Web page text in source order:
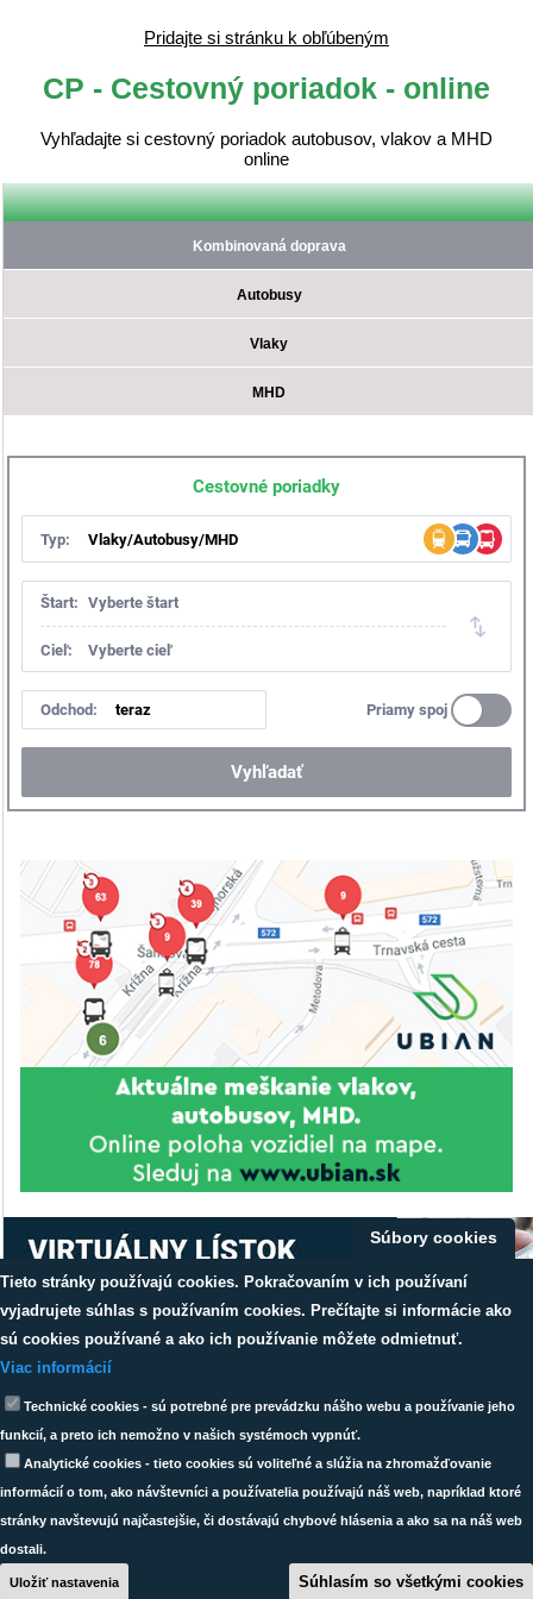
Pridajte si stránku k obľúbeným
CP - Cestovný poriadok - online
Vyhľadajte si cestovný poriadok autobusov, vlakov a MHD
online
Kombinovaná doprava
Autobusy
Vlaky
MHD
zahraničných prepravcov.
All right reserved | (ochrana osobných údajov)
Súbory cookies
Tieto stránky používajú cookies. Pokračovaním v ich používaní
vyjadrujete súhlas s používaním cookies. Prečítajte si informácie ako
sú cookies používané a ako ich používanie môžete odmietnuť.
Viac informácií
Technické cookies - sú potrebné pre prevádzku nášho webu a používanie jeho
funkcií, a preto ich nemožno v našich systémoch vypnúť.
Analytické cookies - tieto cookies sú voliteľné a slúžia na zhromažďovanie
informácií o tom, ako návštevníci a používatelia používajú náš web, napríklad ktoré
stránky navštevujú najčastejšie, či dostávajú chybové hlásenia a ako sa na náš web
dostali.
Uložiť nastavenia Súhlasím so všetkými cookies